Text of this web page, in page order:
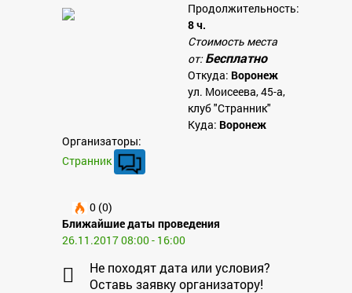
Продолжительность:
8 ч.
Стоимость места
от: Бесплатно
Откуда: Воронеж
ул. Моисеева, 45-а,
клуб "Странник"
Куда: Воронеж
Организаторы:
Странник
0 (0)
Ближайшие даты проведения
26.11.2017 08:00 - 16:00
Не походят дата или условия?
Оставь заявку организатору!